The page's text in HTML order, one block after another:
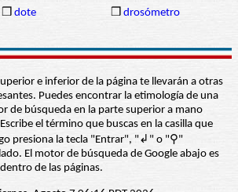
❒ dote ❒ drosómetro
e inferior de la página te llevarán a otras
Puedes encontrar la etimología de una
de búsqueda en la parte superior a mano
el término que buscas en la casilla que
presiona la tecla "Entrar", "↲" o "⚲"
El motor de búsqueda de Google abajo es
de las páginas.